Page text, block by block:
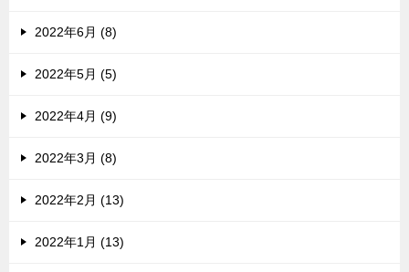
2022年6月 (8)
2022年5月 (5)
2022年4月 (9)
2022年3月 (8)
2022年2月 (13)
2022年1月 (13)